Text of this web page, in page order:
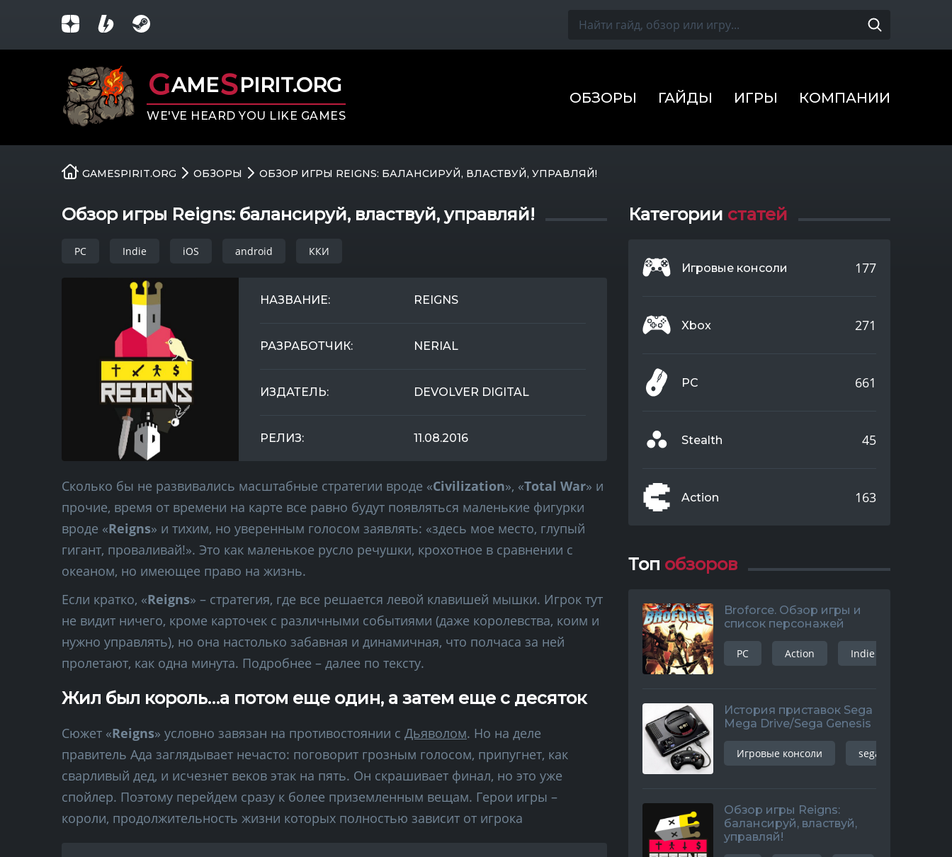
GAMESPIRIT.ORG
WE'VE HEARD YOU LIKE GAMES
ОБЗОРЫ ГАЙДЫ ИГРЫ КОМПАНИИ
GAMESPIRIT.ORG ОБЗОРЫ ОБЗОР ИГРЫ REIGNS: БАЛАНСИРУЙ, ВЛАСТВУЙ, УПРАВЛЯЙ!
Обзор игры Reigns: балансируй, властвуй, управляй!
PC Indie iOS android ККИ
НАЗВАНИЕ: REIGNS
РАЗРАБОТЧИК: NERIAL
ИЗДАТЕЛЬ: DEVOLVER DIGITAL
РЕЛИЗ: 11.08.2016
Сколько бы не развивались масштабные стратегии вроде «Civilization», «Total War» и
прочие, время от времени на карте все равно будут появляться маленькие фигурки
вроде «Reigns» и тихим, но уверенным голосом заявлять: «здесь мое место, глупый
гигант, проваливай!». Это как маленькое русло речушки, крохотное в сравнении с
океаном, но имеющее право на жизнь.
Если кратко, «Reigns» – стратегия, где все решается левой клавишей мышки. Игрок тут
не видит ничего, кроме карточек с различными событиями (даже королевства, коим и
нужно управлять), но она настолько забавная и динамичная, что полчаса за ней
пролетают, как одна минута. Подробнее – далее по тексту.
Жил был король…а потом еще один, а затем еще с десяток
Сюжет «Reigns» условно завязан на противостоянии с Дьяволом. Но на деле
правитель Ада заглядывает нечасто: поговорит грозным голосом, припугнет, как
сварливый дед, и исчезнет веков этак на пять. Он скрашивает финал, но это уже
спойлер. Поэтому перейдем сразу к более приземленным вещам. Герои игры –
короли, продолжительность жизни которых полностью зависит от игрока
Категории статей
Игровые консоли 177
Xbox 271
PC 661
Stealth 45
Action 163
Топ обзоров
Broforce. Обзор игры и
список персонажей
PC Action Indie
История приставок Sega
Mega Drive/Sega Genesis
Игровые консоли sega mega drive
Обзор игры Reigns:
балансируй, властвуй,
управляй!